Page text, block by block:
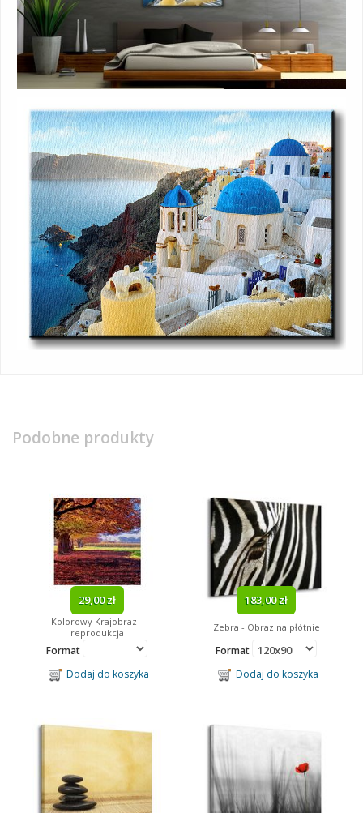
Podobne produkty
29,00 zł
Kolorowy Krajobraz -
reprodukcja
Format
Dodaj do koszyka
183,00 zł
Zebra - Obraz na płótnie
Format
Dodaj do koszyka